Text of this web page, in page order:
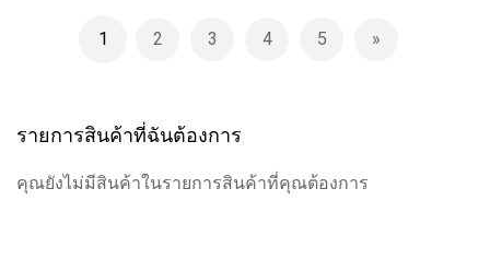
Page
You're currently reading page
1 Page
2 Page
3 Page
4 Page
5 Page
ถัดไป
รายการสินค้าที่ฉันต้องการ
คุณยังไม่มีสินค้าในรายการสินค้าที่คุณต้องการ